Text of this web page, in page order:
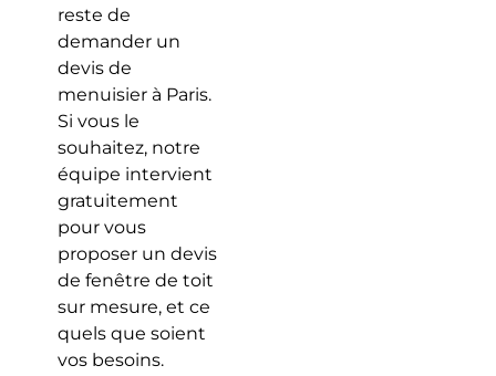
reste de
demander un
devis de
menuisier à Paris.
Si vous le
souhaitez, notre
équipe intervient
gratuitement
pour vous
proposer un devis
de fenêtre de toit
sur mesure, et ce
quels que soient
vos besoins.